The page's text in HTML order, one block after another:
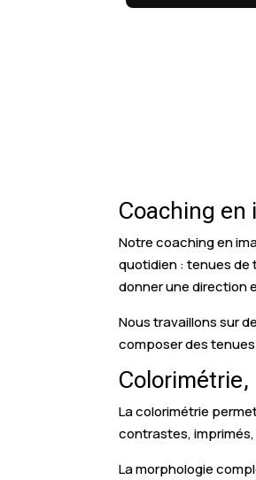
Coaching en
Notre coaching en
quotidien : tenues de
donner une direction
Nous travaillons sur
composer des
La colorimétrie
contrastes,
La morphologie